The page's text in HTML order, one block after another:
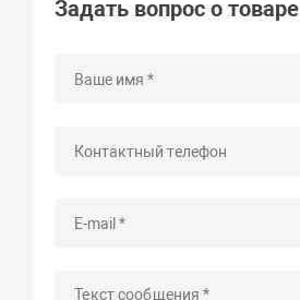
Задать вопрос о товаре